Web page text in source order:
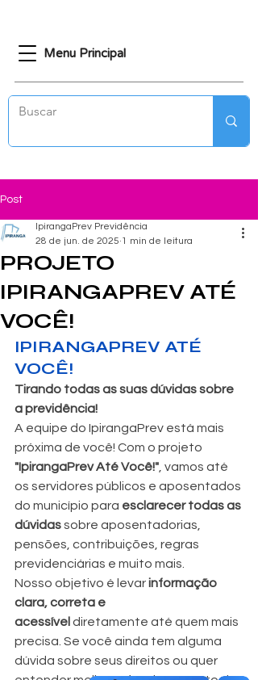
Menu Principal
Post
PROJETO
IPIRANGAPREV ATÉ
VOCÊ!
IpirangaPrev Previdência
28 de jun. de 2025 1 min de leitura
IPIRANGAPREV ATÉ
VOCÊ!
Tirando todas as suas dúvidas sobre
a previdência!
A equipe do IpirangaPrev está mais
próxima de você! Com o projeto
"IpirangaPrev Até Você!" , vamos até
os servidores públicos e aposentados
do município para esclarecer todas as
dúvidas sobre aposentadorias,
pensões, contribuições, regras
previdenciárias e muito mais.
Nosso objetivo é levar informação
clara, correta e
acessível diretamente até quem mais
precisa. Se você ainda tem alguma
dúvida sobre seus direitos ou quer